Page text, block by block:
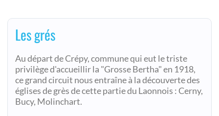
Les grés
Au départ de Crépy, commune qui eut le triste
privilège d'accueillir la "Grosse Bertha" en 1918,
ce grand circuit nous entraîne à la découverte des
églises de grès de cette partie du Laonnois : Cerny,
Bucy, Molinchart.